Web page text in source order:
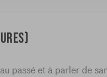
passé et à parler de